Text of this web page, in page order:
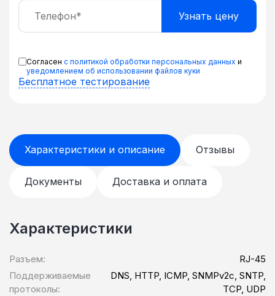
Согласен с политикой обработки персональных данных и
уведомлением об использовании файлов куки
Бесплатное тестирование
Характеристики и описание Отзывы
Документы Доставка и оплата
Характеристики
Разъем:
RJ-45
Поддерживаемые
протоколы:
DNS, HTTP, ICMP, SNMPv2c, SNTP,
TCP, UDP